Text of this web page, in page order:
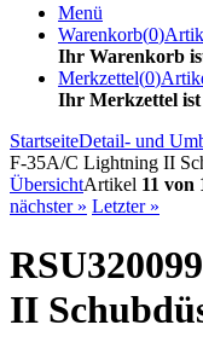
Menü
Warenkorb(0)
Ihr Warenkorb
Merkzettel(0)
Ihr Merkzettel ist
StartseiteDetail- und
F-35A/C Lightning II
ÜbersichtArtikel 11 von
nächster » Letzter »
II